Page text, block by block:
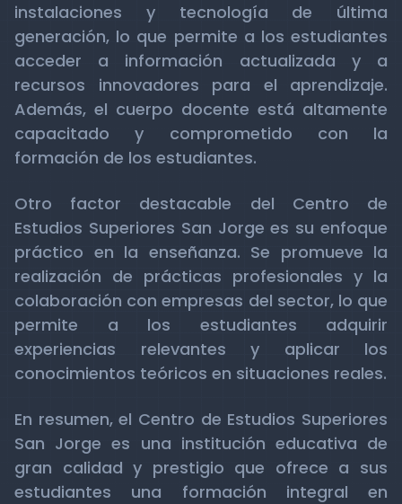
instalaciones y tecnología de última
generación, lo que permite a los estudiantes
acceder a información actualizada y a
recursos innovadores para el aprendizaje.
Además, el cuerpo docente está altamente
capacitado y comprometido con la
formación de los estudiantes.
Otro factor destacable del Centro de
Estudios Superiores San Jorge es su enfoque
práctico en la enseñanza. Se promueve la
realización de prácticas profesionales y la
colaboración con empresas del sector, lo que
permite a los estudiantes adquirir
experiencias relevantes y aplicar los
conocimientos teóricos en situaciones reales.
En resumen, el Centro de Estudios Superiores
San Jorge es una institución educativa de
gran calidad y prestigio que ofrece a sus
estudiantes una formación integral en